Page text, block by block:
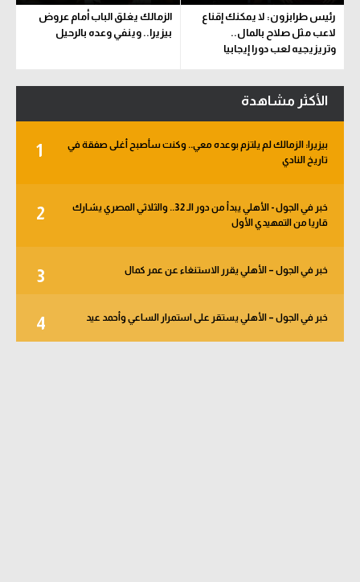
رئيس طرابزون: لا يمكنك إقناع
لاعب مثل صلاح بالمال..
وتريزيجيه لعب دورا إيجابيا
الزمالك يغلق الباب أمام عروض
بيزيرا.. وينفي وعده بالرحيل
الأكثر مشاهدة
1
بيزيرا: الزمالك لم يلتزم بوعده معي.. وكنت سأصبح أغلى صفقة في
تاريخ النادي
2
خبر في الجول - الأهلي يبدأ من دور الـ 32.. والثلاثي المصري يشارك
قاريا من التمهيدي الأول
3 خبر في الجول – الأهلي يقرر الاستنغاء عن عمر كمال
4 خبر في الجول – الأهلي يستقر على استمرار الساعي وأحمد عيد